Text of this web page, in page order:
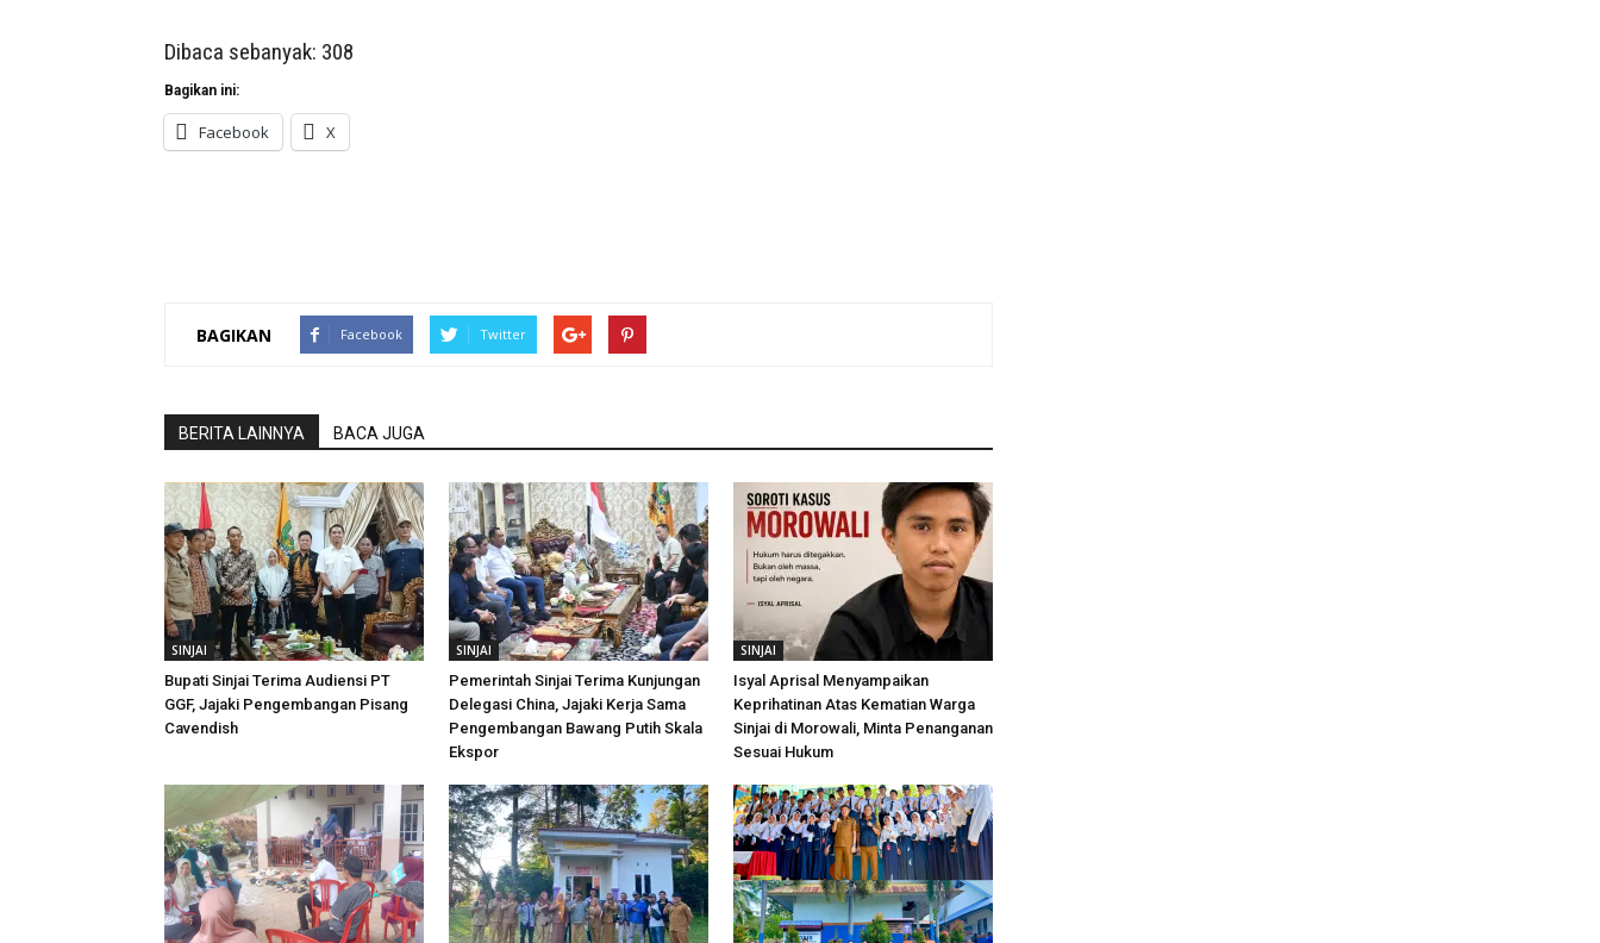
Dibaca sebanyak: 308
Bagikan ini:
Facebook X
BAGIKAN Facebook Twitter
BERITA LAINNYA BACA JUGA
SINJAI
Bupati Sinjai Terima Audiensi PT
GGF, Jajaki Pengembangan Pisang
Cavendish
SINJAI
Pemerintah Sinjai Terima Kunjungan
Delegasi China, Jajaki Kerja Sama
Pengembangan Bawang Putih Skala
Ekspor
SINJAI
Isyal Aprisal Menyampaikan
Keprihatinan Atas Kematian Warga
Sinjai di Morowali, Minta Penanganan
Sesuai Hukum